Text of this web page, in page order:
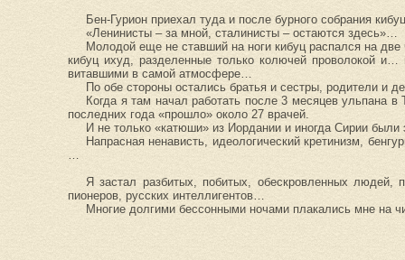
Бен-Гурион приехал туда и после бурного собрания
«Ленинисты – за мной, сталинисты – остаются здесь»…
Молодой еще не ставший на ноги кибуц распался на
кибуц ихуд, разделенные только колючей проволокой
витавшими в самой атмосфере…
По обе стороны остались братья и сестры, родители и
Когда я там начал работать после 3 месяцев ульпана
последних года «прошло» около 27 врачей.
И не только «катюши» из Иордании и иногда Сирии были
Напрасная ненависть, идеологический кретинизм,
…
Я застал разбитых, побитых, обескровленных людей,
пионеров, русских интеллигентов…
Многие долгими бессонными ночами плакались мне на